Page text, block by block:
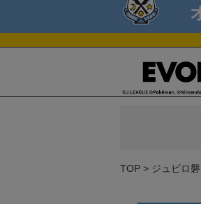
TOP ジュビロ磐